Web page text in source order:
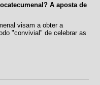
A aposta de
visam a obter a
"convivial" de celebrar as